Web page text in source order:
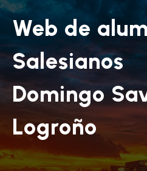
Web de
Salesianos
Domingo
Logroño